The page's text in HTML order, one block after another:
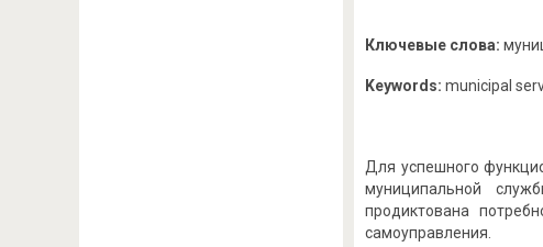
Ключевые слова:
Keywords: municipal
Для успешного
муниципальной
продиктована
самоуправления.